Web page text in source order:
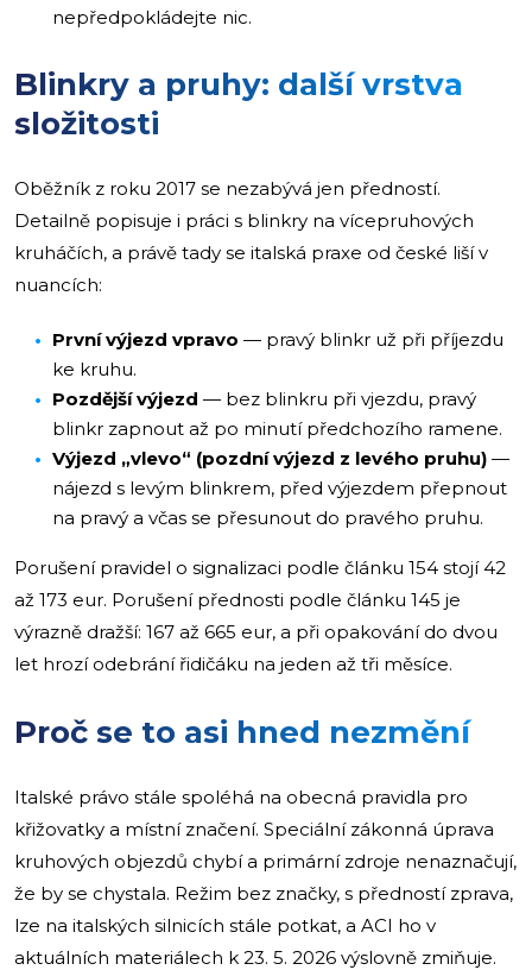
nepředpokládejte nic.
Blinkry a pruhy: další vrstva
složitosti
Oběžník z roku 2017 se nezabývá jen předností.
Detailně popisuje i práci s blinkry na vícepruhových
kruháčích, a právě tady se italská praxe od české liší v
nuancích:
První výjezd vpravo — pravý blinkr už při příjezdu
ke kruhu.
Pozdější výjezd — bez blinkru při vjezdu, pravý
blinkr zapnout až po minutí předchozího ramene.
Výjezd „vlevo“ (pozdní výjezd z levého pruhu) —
nájezd s levým blinkrem, před výjezdem přepnout
na pravý a včas se přesunout do pravého pruhu.
Porušení pravidel o signalizaci podle článku 154 stojí 42
až 173 eur. Porušení přednosti podle článku 145 je
výrazně dražší: 167 až 665 eur, a při opakování do dvou
let hrozí odebrání řidičáku na jeden až tři měsíce.
Proč se to asi hned nezmění
Italské právo stále spoléhá na obecná pravidla pro
křižovatky a místní značení. Speciální zákonná úprava
kruhových objezdů chybí a primární zdroje nenaznačují,
že by se chystala. Režim bez značky, s předností zprava,
lze na italských silnicích stále potkat, a ACI ho v
aktuálních materiálech k 23. 5. 2026 výslovně zmiňuje.